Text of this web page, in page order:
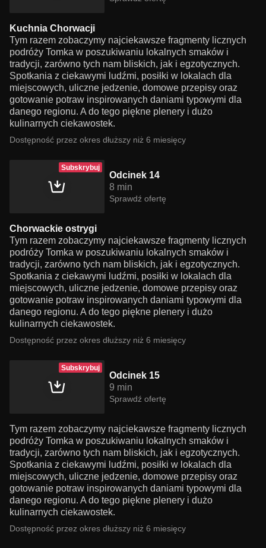
Kuchnia Chorwacji
Tym razem zobaczymy najciekawsze fragmenty licznych
podróży Tomka w poszukiwaniu lokalnych smaków i
tradycji, zarówno tych nam bliskich, jak i egzotycznych.
Spotkania z ciekawymi ludźmi, posiłki w lokalach dla
miejscowych, uliczne jedzenie, domowe przepisy oraz
gotowanie potraw inspirowanych daniami typowymi dla
danego regionu. A do tego piękne plenery i dużo
kulinarnych ciekawostek.
Dostępność przez okres dłuższy niż 6 miesięcy
Subskrybuj
Odcinek 14
8 min
Sprawdź ofertę
Chorwackie ostrygi
Tym razem zobaczymy najciekawsze fragmenty licznych
podróży Tomka w poszukiwaniu lokalnych smaków i
tradycji, zarówno tych nam bliskich, jak i egzotycznych.
Spotkania z ciekawymi ludźmi, posiłki w lokalach dla
miejscowych, uliczne jedzenie, domowe przepisy oraz
gotowanie potraw inspirowanych daniami typowymi dla
danego regionu. A do tego piękne plenery i dużo
kulinarnych ciekawostek.
Dostępność przez okres dłuższy niż 6 miesięcy
Subskrybuj
Odcinek 15
9 min
Sprawdź ofertę
Tym razem zobaczymy najciekawsze fragmenty licznych
podróży Tomka w poszukiwaniu lokalnych smaków i
tradycji, zarówno tych nam bliskich, jak i egzotycznych.
Spotkania z ciekawymi ludźmi, posiłki w lokalach dla
miejscowych, uliczne jedzenie, domowe przepisy oraz
gotowanie potraw inspirowanych daniami typowymi dla
danego regionu. A do tego piękne plenery i dużo
kulinarnych ciekawostek.
Dostępność przez okres dłuższy niż 6 miesięcy